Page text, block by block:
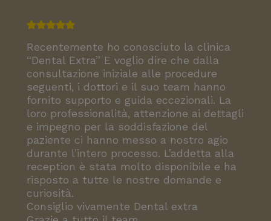
Recentemente ho conosciuto la clinica
“Dental Extra” E voglio dire che dalla
consultazione iniziale alle procedure
seguenti, i dottori e il suo team hanno
fornito supporto e guida eccezionali. La
loro professionalità, attenzione ai dettagli
e impegno per la soddisfazione del
paziente ci hanno messo a nostro agio
durante l’intero processo. L’addetta alla
reception è stata molto disponibile e ha
risposto a tutte le nostre domande e
curiosità.
Consiglio vivamente Dental extra